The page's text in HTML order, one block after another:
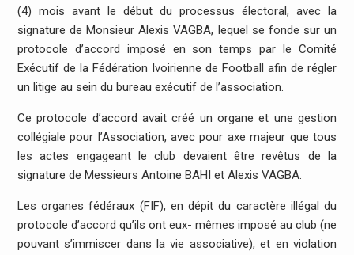
(4) mois avant le début du processus électoral, avec la
signature de Monsieur Alexis VAGBA, lequel se fonde sur un
protocole d’accord imposé en son temps par le Comité
Exécutif de la Fédération Ivoirienne de Football afin de régler
un litige au sein du bureau exécutif de l’association.
Ce protocole d’accord avait créé un organe et une gestion
collégiale pour l’Association, avec pour axe majeur que tous
les actes engageant le club devaient être revêtus de la
signature de Messieurs Antoine BAHI et Alexis VAGBA.
Les organes fédéraux (FIF), en dépit du caractère illégal du
protocole d’accord qu’ils ont eux- mêmes imposé au club (ne
pouvant s’immiscer dans la vie associative), et en violation